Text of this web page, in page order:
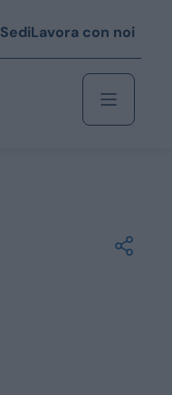
SediLavora con noi